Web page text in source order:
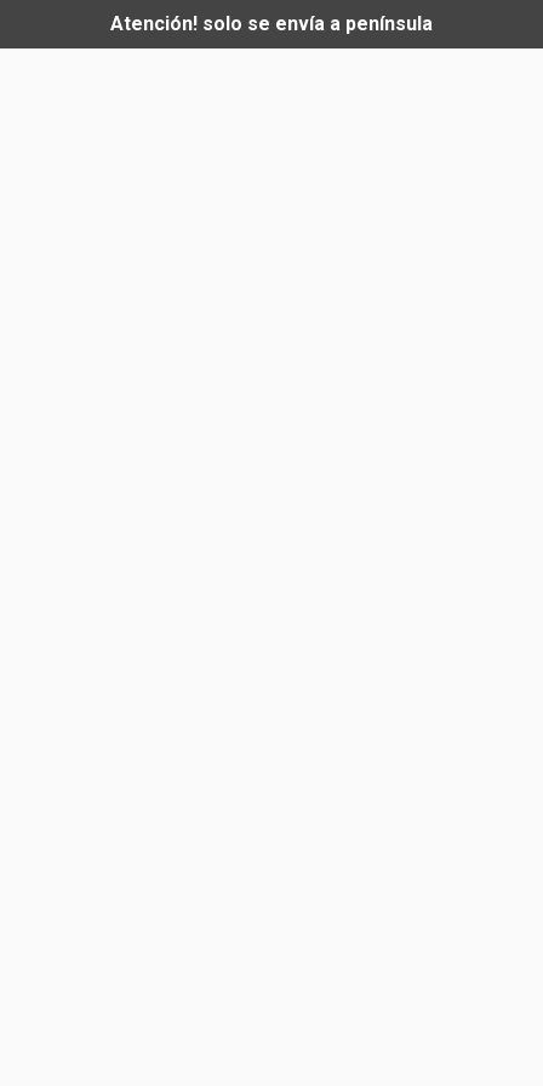
Atención! solo se envía a península